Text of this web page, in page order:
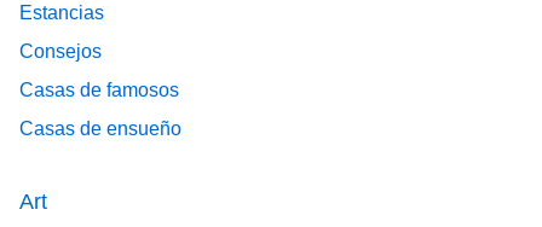
Estancias
Consejos
Casas de famosos
Casas de ensueño
Art